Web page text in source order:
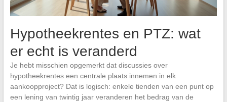
Hypotheekrentes en PTZ: wat
er echt is veranderd
Je hebt misschien opgemerkt dat discussies over
hypotheekrentes een centrale plaats innemen in elk
aankoopproject? Dat is logisch: enkele tienden van een punt op
een lening van twintig jaar veranderen het bedrag van de